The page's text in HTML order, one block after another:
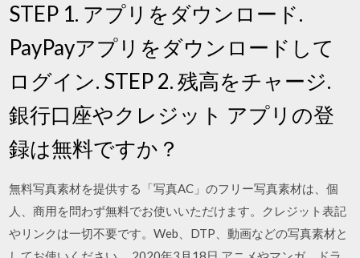
STEP 1. アプリをダウンロード.
PayPayアプリをダウンロードして
ログイン. STEP 2. 残高をチャージ.
銀行口座やクレジット アプリの登
録は無料ですか？
無料写真素材を提供する「写真AC」のフリー写真素材は、個
人、商用を問わず無料でお使いいただけます。クレジット表記
やリンクは一切不要です。Web、DTP、動画などの写真素材と